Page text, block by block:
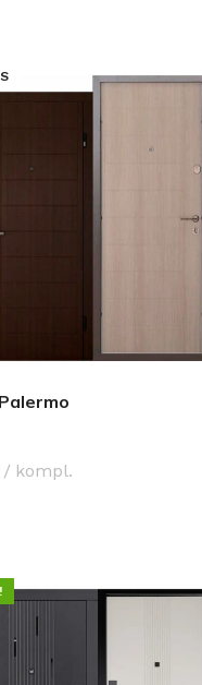
paneļi
kompl.